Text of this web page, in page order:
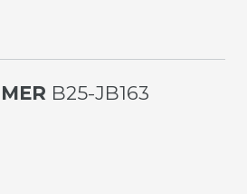
B25-JB163